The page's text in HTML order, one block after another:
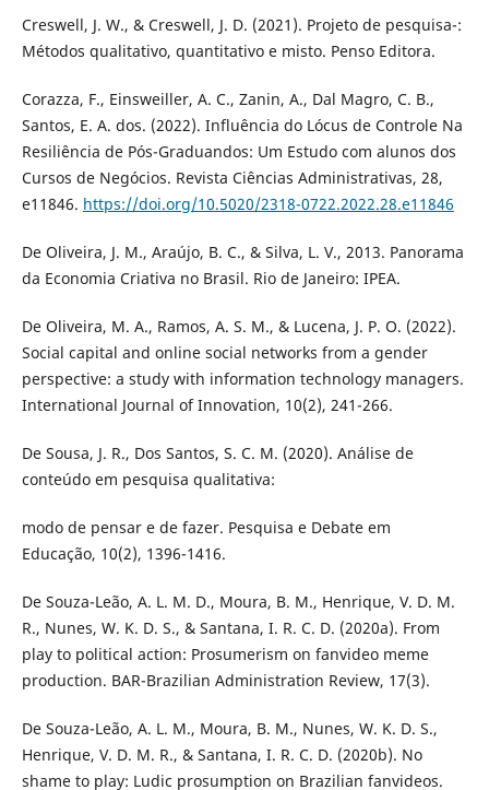
Creswell, J. W., & Creswell, J. D. (2021). Projeto de pesquisa-:
Métodos qualitativo, quantitativo e misto. Penso Editora.
Corazza, F., Einsweiller, A. C., Zanin, A., Dal Magro, C. B.,
Santos, E. A. dos. (2022). Influência do Lócus de Controle Na
Resiliência de Pós-Graduandos: Um Estudo com alunos dos
Cursos de Negócios. Revista Ciências Administrativas, 28,
e11846. https://doi.org/10.5020/2318-0722.2022.28.e11846
De Oliveira, J. M., Araújo, B. C., & Silva, L. V., 2013. Panorama
da Economia Criativa no Brasil. Rio de Janeiro: IPEA.
De Oliveira, M. A., Ramos, A. S. M., & Lucena, J. P. O. (2022).
Social capital and online social networks from a gender
perspective: a study with information technology managers.
International Journal of Innovation, 10(2), 241-266.
De Sousa, J. R., Dos Santos, S. C. M. (2020). Análise de
conteúdo em pesquisa qualitativa:
modo de pensar e de fazer. Pesquisa e Debate em
Educação, 10(2), 1396-1416.
De Souza-Leão, A. L. M. D., Moura, B. M., Henrique, V. D. M.
R., Nunes, W. K. D. S., & Santana, I. R. C. D. (2020a). From
play to political action: Prosumerism on fanvideo meme
production. BAR-Brazilian Administration Review, 17(3).
De Souza-Leão, A. L. M., Moura, B. M., Nunes, W. K. D. S.,
Henrique, V. D. M. R., & Santana, I. R. C. D. (2020b). No
shame to play: Ludic prosumption on Brazilian fanvideos.